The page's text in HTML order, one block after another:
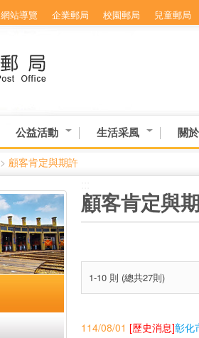
網站導覽 企業郵局 校園郵局 兒童郵局
公益活動 生活采風 關
> 顧客肯定與期許
顧客肯定與
1-10 則 (總共27則)
114/08/01 [歷史消息]彰化